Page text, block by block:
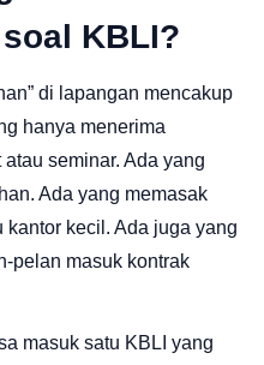
KBLI?
di lapangan mencakup
hanya menerima
seminar. Ada yang
Ada yang memasak
kantor kecil. Ada juga yang
pelan masuk kontrak
masuk satu KBLI yang